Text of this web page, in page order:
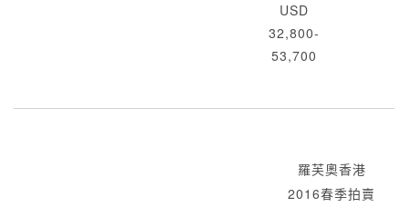
USD
32,800-
53,700
羅芙奧香港
2016春季拍賣